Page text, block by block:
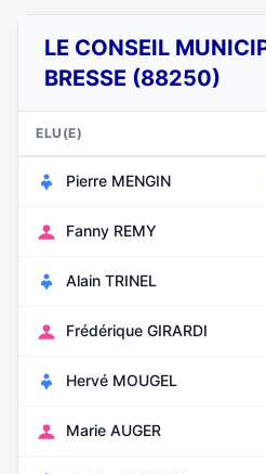
LE CONSEIL
BRESSE (88250)
ELU(E)
Pierre MENGIN
Fanny REMY
Alain TRINEL
Frédérique GIRARDI
Hervé MOUGEL
Marie AUGER